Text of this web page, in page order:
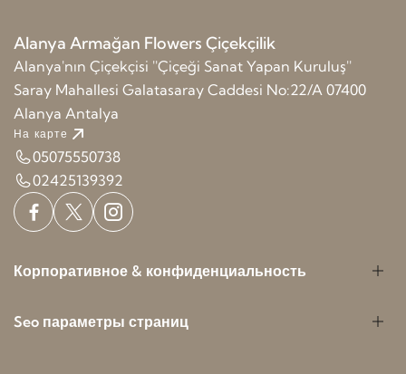
Alanya Armağan Flowers Çiçekçilik
Alanya'nın Çiçekçisi ''Çiçeği Sanat Yapan Kuruluş''
Saray Mahallesi Galatasaray Caddesi No:22/A 07400
Alanya Antalya
На карте
05075550738
02425139392
Корпоративное & конфиденциальность
Seo параметры страниц